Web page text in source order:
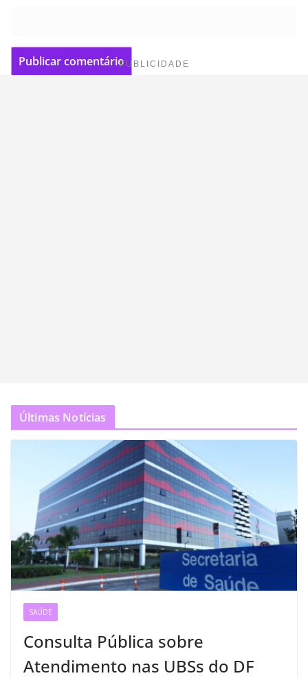
PUBLICIDADE
Últimas Notícias
SAÚDE
Consulta Pública sobre
Atendimento nas UBSs do DF